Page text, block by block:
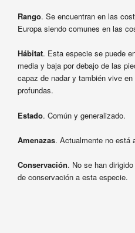
Rango. Se encuentran en las
Europa siendo comunes en las
Hábitat. Esta especie se puede
media y baja por debajo de las
capaz de nadar y también vive en
profundas.
Estado. Común y generalizado.
Amenazas. Actualmente no está
Conservación. No se han
de conservación a esta especie.